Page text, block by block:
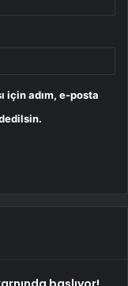
için adım, e-posta